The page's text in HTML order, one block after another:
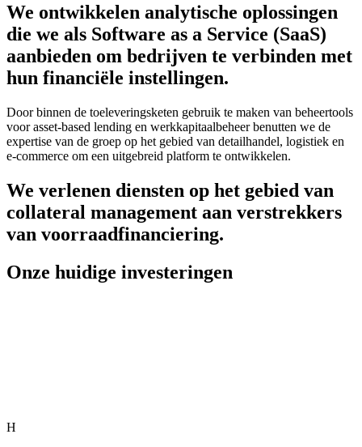
We ontwikkelen analytische oplossingen
die we als Software as a Service (SaaS)
aanbieden om bedrijven te verbinden met
hun financiële instellingen.
Door binnen de toeleveringsketen gebruik te maken van beheertools
voor asset-based lending en werkkapitaalbeheer benutten we de
expertise van de groep op het gebied van detailhandel, logistiek en
e-commerce om een uitgebreid platform te ontwikkelen.
We verlenen diensten op het gebied van
collateral management aan verstrekkers
van voorraadfinanciering.
Onze huidige investeringen
H